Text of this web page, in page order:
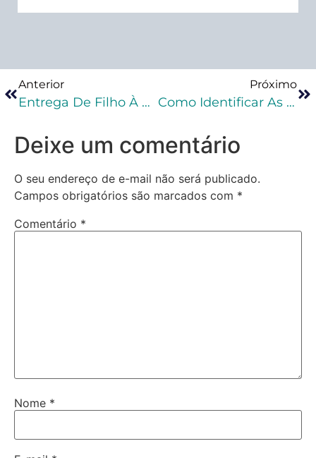
Anterior
Entrega De Filho À Adoção É Crime?
Próximo
Como Identificar As Principais Peças Na Segunda Fase De Penal Da OAB?
Deixe um comentário
O seu endereço de e-mail não será publicado.
Campos obrigatórios são marcados com *
Comentário *
Nome *